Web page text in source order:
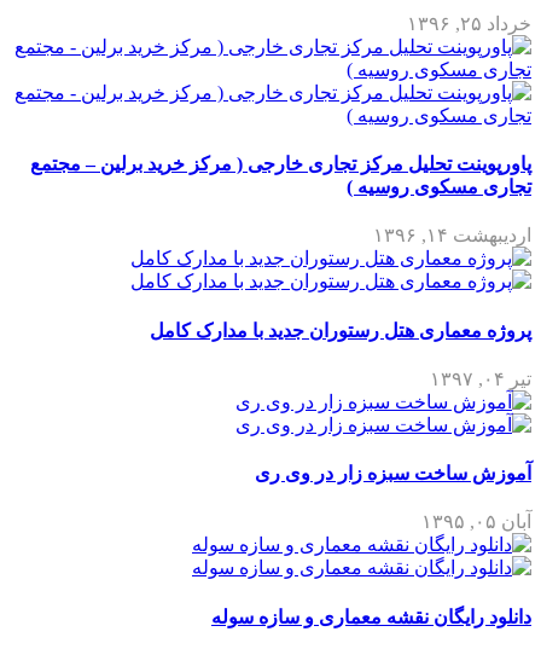
خرداد ۲۵, ۱۳۹۶
پاورپوینت تحلیل مرکز تجاری خارجی ( مرکز خرید برلین – مجتمع
تجاری مسکوی روسیه )
اردیبهشت ۱۴, ۱۳۹۶
پروژه معماری هتل رستوران جدید با مدارک کامل
تیر ۰۴, ۱۳۹۷
آموزش ساخت سبزه زار در وی ری
آبان ۰۵, ۱۳۹۵
دانلود رایگان نقشه معماری و سازه سوله